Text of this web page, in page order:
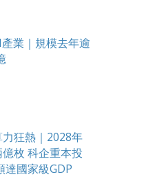
業｜規模去年逾
狂熱｜2028年
枚 科企重本投
達國家級GDP